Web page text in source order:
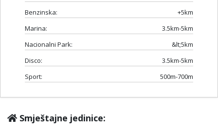
Benzinska:
+5km
Marina:
3.5km-5km
Nacionalni Park:
&lt;5km
Disco:
3.5km-5km
Sport:
500m-700m
Smještajne jedinice: